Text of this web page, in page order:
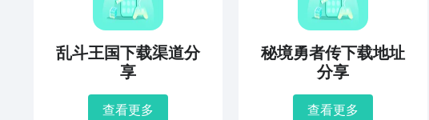
乱斗王国下载渠道分
享
查看更多
秘境勇者传下载地址
分享
查看更多